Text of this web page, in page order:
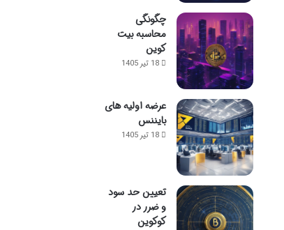
چگونگی
محاسبه بیت
کوین
18 تیر 1405
عرضه اولیه های
بایننس
18 تیر 1405
تعیین حد سود
و ضرر در
کوکوین